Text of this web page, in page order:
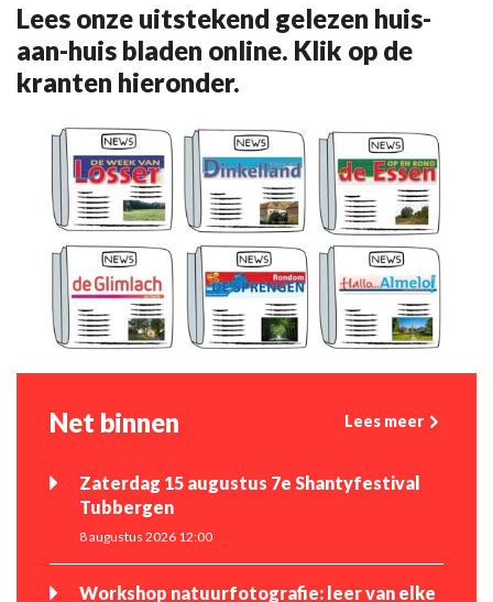
Lees onze uitstekend gelezen huis-
aan-huis bladen online. Klik op de
kranten hieronder.
Net binnen Lees meer
Zaterdag 15 augustus 7e Shantyfestival
Tubbergen
8 augustus 2026 12:00
Workshop natuurfotografie: leer van elke